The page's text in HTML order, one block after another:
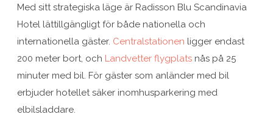
Med sitt strategiska läge är Radisson Blu Scandinavia
Hotel lättillgängligt för både nationella och
internationella gäster. Centralstationen ligger endast
200 meter bort, och Landvetter flygplats nås på 25
minuter med bil. För gäster som anländer med bil
erbjuder hotellet säker inomhusparkering med
elbilsladdare.